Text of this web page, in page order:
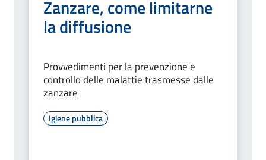
Zanzare, come limitarne
la diffusione
Provvedimenti per la prevenzione e
controllo delle malattie trasmesse dalle
zanzare
Igiene pubblica